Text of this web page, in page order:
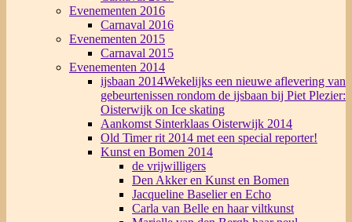
Evenementen 2016
Carnaval 2016
Evenementen 2015
Carnaval 2015
Evenementen 2014
ijsbaan 2014Wekelijks een nieuwe aflevering van
gebeurtenissen rondom de ijsbaan bij Piet Plezier:
Oisterwijk on Ice skating
Aankomst Sinterklaas Oisterwijk 2014
Old Timer rit 2014 met een special reporter!
Kunst en Bomen 2014
de vrijwilligers
Den Akker en Kunst en Bomen
Jacqueline Baselier en Echo
Carla van Belle en haar viltkunst